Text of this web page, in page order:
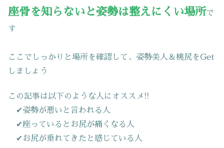
座骨を知らないと姿勢は整えにくい場所で
す
ここでしっかりと場所を確認して、姿勢美人＆桃尻をGet
しましょう
この記事は以下のような人にオススメ!!
✔姿勢が悪いと言われる人
✔座っているとお尻が痛くなる人
✔お尻が垂れてきたと感じている人